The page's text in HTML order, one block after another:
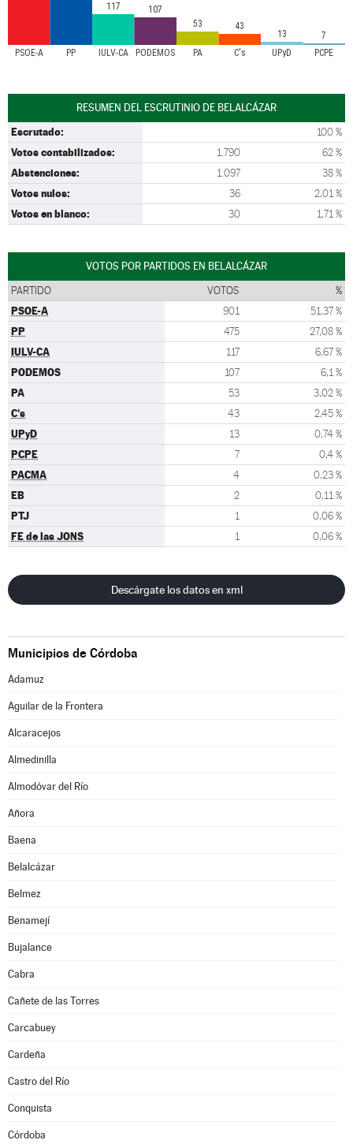
PSOE-A PP IULV-CA PODEMOS PA C's UPyD PCPE
117
107
53
43
13 7
RESUMEN DEL ESCRUTINIO DE BELALCÁZAR
Escrutado: 100 %
Votos contabilizados: 1.790 62 %
Abstenciones: 1.097 38 %
Votos nulos: 36 2,01 %
Votos en blanco: 30 1,71 %
VOTOS POR PARTIDOS EN BELALCÁZAR
PARTIDO VOTOS %
PSOE-A 901 51,37 %
PP 475 27,08 %
IULV-CA 117 6,67 %
PODEMOS 107 6,1 %
PA 53 3,02 %
C's 43 2,45 %
UPyD 13 0,74 %
PCPE 7 0,4 %
PACMA 4 0,23 %
EB 2 0,11 %
PTJ 1 0,06 %
FE de las JONS 1 0,06 %
Descárgate los datos en xml
Municipios de Córdoba
Adamuz
Aguilar de la Frontera
Alcaracejos
Almedinilla
Almodóvar del Río
Añora
Baena
Belalcázar
Belmez
Benamejí
Bujalance
Cabra
Cañete de las Torres
Carcabuey
Cardeña
Castro del Río
Conquista
Córdoba